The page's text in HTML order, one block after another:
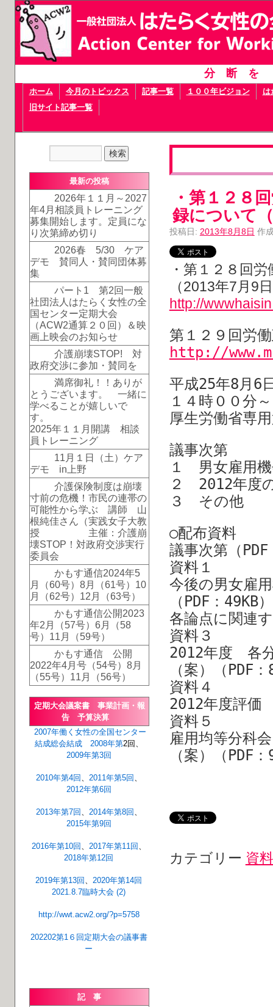
分断
ホーム 今月のトピックス 記事一覧 １００年ビジョン
は
旧サイト記事一覧
・第１２８
録について
投稿日: 2013年8月8日 作
・第１２８回
（2013年7月9
http://
第１２９回労
http://
平成25年8月6
１４時００分
厚生労働省専
議事次第
１ 男女雇用
２ 2012年度
３ その他
○配布資料
議事次第（PDF
資料１
今後の男女雇
（PDF：
各論点に関連
資料３
2012年度 各
（案）（PDF
資料４
2012年度評価
資料５
雇用均等分科
（案）（PDF
カテゴリー 資
最新の投稿
2026年１１月～2027
年4月相談員トレーニング
募集開始します。定員にな
り次第締め切り
2026春 5/30 ケア
デモ 賛同人・賛同団体募
集
パート1 第2回一般
社団法人はたらく女性の全
国センター定期大会
（ACW2通算２０回）＆映
画上映会のお知らせ
介護崩壊STOP! 対
政府交渉に参加・賛同を
満席御礼！！ありが
とうございます。 一緒に
学べることが嬉しいで
す。
2025年１１月開講 相談
員トレーニング
11月１日（土）ケア
デモ in上野
介護保険制度は崩壊
寸前の危機！市民の連帯の
可能性から学ぶ 講師 山
根純佳さん（実践女子大教
授 主催：介護崩
壊STOP！対政府交渉実行
委員会
かもす通信2024年5
月（60号）8月（61号）10
月（62号）12月（63号）
かもす通信公開2023
年2月（57号）6月（58
号）11月（59号）
かもす通信 公開
2022年4月号（54号）8月
（55号）11月（56号）
定期大会議案書 事業計画・報
告 予算決算
2007年働く女性の全国センター
結成総会結成 2008年第2回、
2009年第3回
2010年第4回 、 2011年第5回 、
2012年第6回
2013年第7回 、 2014年第8回 、
2015年第9回
2016年第10回 、 2017年第11回 、
2018年第12回
2019年第13回 、2020年第14回
2021.8.7臨時大会 (2)
http://wwt.acw2.org/?p=5758
202202第1６回定期大会の議事書
ー
記 事